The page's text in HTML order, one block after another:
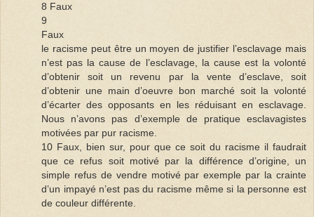
8 Faux
9
Faux
le racisme peut être un moyen de justifier l’esclavage mais
n’est pas la cause de l’esclavage, la cause est la volonté
d’obtenir soit un revenu par la vente d’esclave, soit
d’obtenir une main d’oeuvre bon marché soit la volonté
d’écarter des opposants en les réduisant en esclavage.
Nous n’avons pas d’exemple de pratique esclavagistes
motivées par pur racisme.
10 Faux, bien sur, pour que ce soit du racisme il faudrait
que ce refus soit motivé par la différence d’origine, un
simple refus de vendre motivé par exemple par la crainte
d’un impayé n’est pas du racisme même si la personne est
de couleur différente.